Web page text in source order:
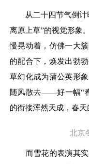
从二十四节气倒计
离原上草”的视觉形象
慢晃动着，仿佛一大
的配合下，焕发出勃
草幻化成为蒲公英形
随风散去——好一幅“
的衔接浑然天成，春天
北京
而雪花的表演其实